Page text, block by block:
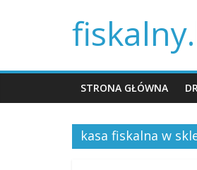
STRONA GŁÓWNA
kasa fiskalna w